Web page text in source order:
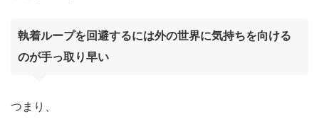
執着ループを回避するには外の世界に気持ちを向ける
のが手っ取り早い
つまり、